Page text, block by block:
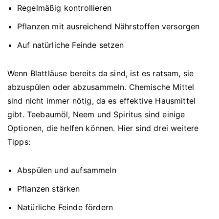
Regelmäßig kontrollieren
Pflanzen mit ausreichend Nährstoffen versorgen
Auf natürliche Feinde setzen
Wenn Blattläuse bereits da sind, ist es ratsam, sie
abzuspülen oder abzusammeln. Chemische Mittel
sind nicht immer nötig, da es effektive Hausmittel
gibt. Teebaumöl, Neem und Spiritus sind einige
Optionen, die helfen können. Hier sind drei weitere
Tipps:
Abspülen und aufsammeln
Pflanzen stärken
Natürliche Feinde fördern